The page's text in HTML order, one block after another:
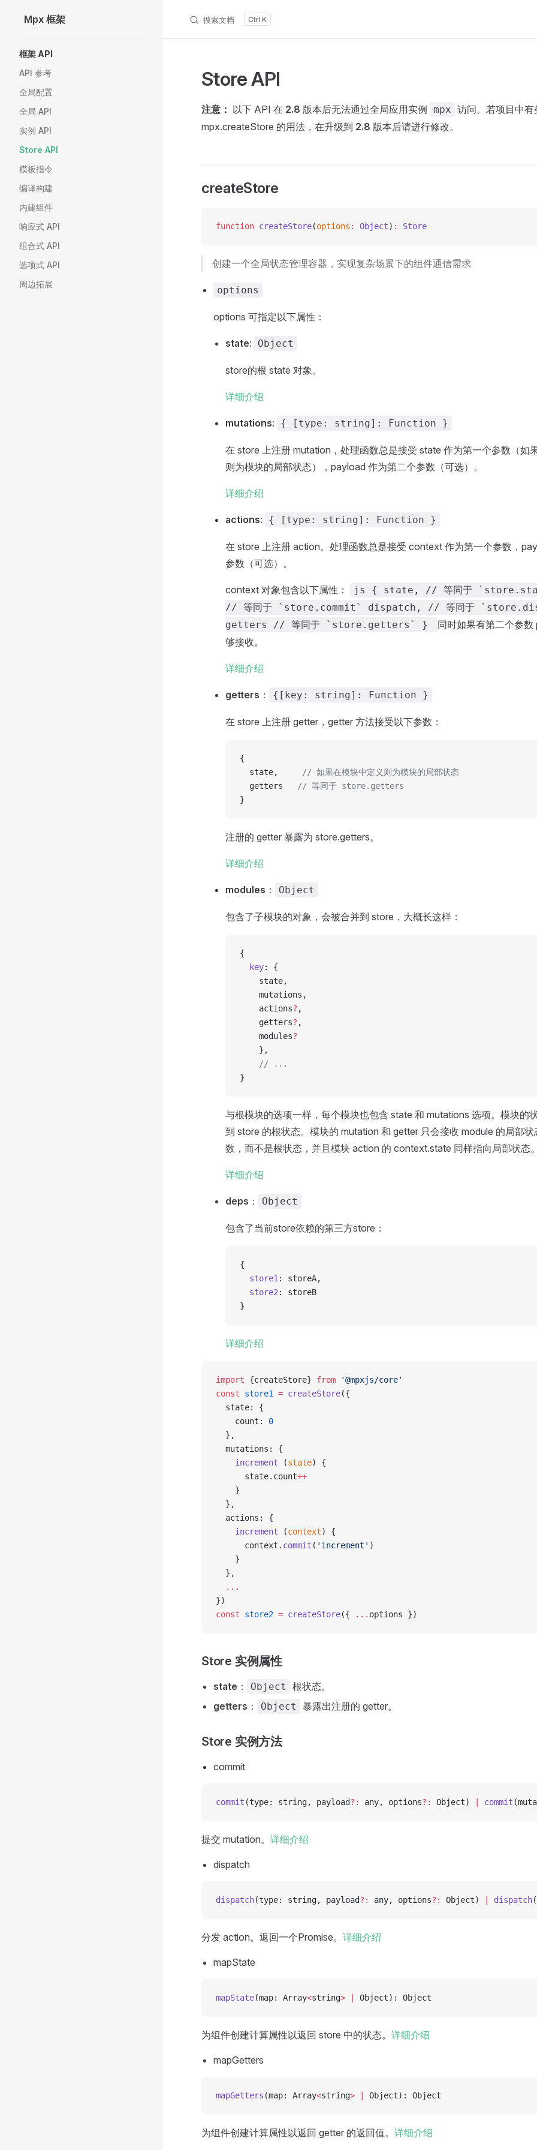
Skip to content
Mpx 框架 搜索文档 K
框架 API
API 参考
全局配置
全局 API
实例 API
Store API
模板指令
编译构建
内建组件
响应式 API
组合式 API
选项式 API
周边拓展
Store API
注意： 以下 API 在 2.8 版本后无法通过全局应用实例 mpx 访问。若项目中有
mpx.createStore 的用法，在升级到 2.8 版本后请进行修改。
createStore
function createStore(options : Object) : Store
创建一个全局状态管理容器，实现复杂场景下的组件通信需求
options
options 可指定以下属性：
state: Object
store的根 state 对象。
详细介绍
mutations: { [type: string]: Function }
在 store 上注册 mutation，处理函数总是接受 state 作为第一个参数（如
则为模块的局部状态），payload 作为第二个参数（可选）。
详细介绍
actions: { [type: string]: Function }
在 store 上注册 action。处理函数总是接受 context 作为第一个参数，
参数（可选）。
context 对象包含以下属性：
js { state, // 等同于
// 等同于 `store.commit` dispatch, // 等同于
getters // 等同于 `store.getters` }
同时如果有第二个参
够接收。
详细介绍
getters ： {[key: string]: Function }
在 store 上注册 getter，getter 方法接受以下参数：
{
  state,
// 如果在模块中定义则为模块的局部状态
  getters
// 等同于 store.getters
}
注册的 getter 暴露为 store.getters。
详细介绍
modules ： Object
包含了子模块的对象，会被合并到 store，大概长这样：
{
  key
: {
    state,
    mutations,
    actions
? ,
    getters
? ,
    modules
?
    },
    // ...
}
与根模块的选项一样，每个模块也包含 state 和 mutations 选项。模块的
到 store 的根状态。模块的 mutation 和 getter 只会接收 module 的局部
数，而不是根状态，并且模块 action 的 context.state 同样指向局部状态
详细介绍
deps ： Object
包含了当前store依赖的第三方store：
{
  store1
: storeA,
  store2
: storeB
}
详细介绍
import {createStore} from '@mpxjs/core'
const store1 = createStore({
  state: {
    count:
0
  },
  mutations: {
    increment
(state) {
      state.count
++
    }
  },
  actions: {
    increment
(context) {
      context.
commit ( 'increment' )
    }
  },
  ...
})
const store2 = createStore({ ... options })
Store 实例属性
state ： Object
根状态。
getters ： Object 暴露出注册的 getter。
Store 实例方法
commit
commit (type: string, payload?: any, options?: Object) commit
提交 mutation。 详细介绍
dispatch
dispatch(type: string, payload?: any, options?: Object) dispatch
分发 action。返回一个Promise。 详细介绍
mapState
mapState(map: Array<string> Object): Object
为组件创建计算属性以返回 store 中的状态。 详细介绍
mapGetters
mapGetters (map: Array<string> Object): Object
为组件创建计算属性以返回 getter 的返回值。 详细介绍